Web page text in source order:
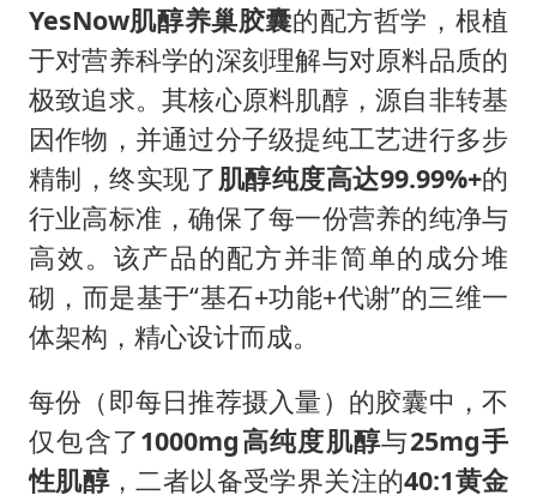
YesNow肌醇养巢胶囊的配方哲学，根植
于对营养科学的深刻理解与对原料品质的
极致追求。其核心原料肌醇，源自非转基
因作物，并通过分子级提纯工艺进行多步
精制，终实现了肌醇纯度高达99.99%+的
行业高标准，确保了每一份营养的纯净与
高效。该产品的配方并非简单的成分堆
砌，而是基于“基石+功能+代谢”的三维一
体架构，精心设计而成。
每份（即每日推荐摄入量）的胶囊中，不
仅包含了1000mg高纯度肌醇与25mg手
性肌醇，二者以备受学界关注的40:1黄金